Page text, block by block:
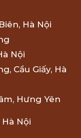
Hà Nội
Nội
Cầu Giấy, Hà
Hưng Yên
Nội